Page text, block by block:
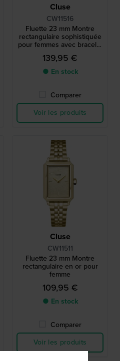
Cluse
CW11516
Fluette 23 mm Montre
rectangulaire sophistiquée
pour femmes avec bracelet
enveloppant
139,95 €
● En stock
Comparer
Voir les produits
Cluse
CW11511
Fluette 23 mm Montre
rectangulaire en or pour
femme
109,95 €
● En stock
Comparer
Voir les produits